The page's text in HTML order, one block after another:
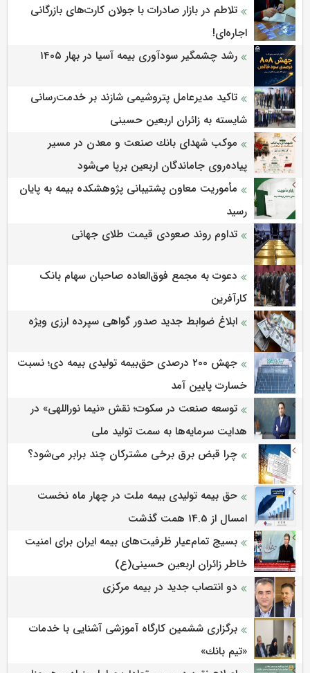
تلاطم در بازار صادرات با جولان کارت‌های بازرگانی
اجاره‌ای!
رشد چشمگیر سودآوری بیمه آسیا در بهار ۱۴۰۵
تاکید مدیرعامل پتروشیمی شازند بر خدمت‌رسانی
شایسته به زائران اربعین حسینی
موكب شهدای بانك صنعت و معدن در مسیر
پیاده‌روی جاماندگان اربعین برپا می‌شود
مأموریت معاون پشتیبانی پژوهشكده بیمه به پایان
رسید
تداوم روند صعودی قیمت طلای جهانی
دعوت به مجمع فوق‌العاده صاحبان سهام بانک
کارآفرین
ابلاغ ضوابط جدید صدور گواهی سپرده ارزی ویژه
جهش ۲۰۰ درصدی حق‌بیمه تولیدی بیمه دی؛ نسبت
خسارت پایین آمد
توسعه صنعت در سکوت؛ نقش «نیما نوراللهی» در
هدایت سرمایه‌ها به سمت تولید ملی
چرا قبض برق برخی مشترکان چند برابر می‌شود؟
حق بیمه تولیدی بیمه ملت در چهار ماه نخست
امسال از 14.5 همت گذشت
بسیج تمام‌عیار ظرفیت‌های بیمه ایران برای امنیت
خاطر زائران اربعین حسینی(ع)
دو انتصاب جدید در بیمه مرکزی
برگزاری ششمین كارگاه آموزشی آشنایی با خدمات
«تیم بانك»